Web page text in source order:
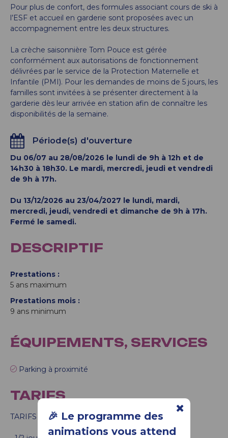
🎉 Le programme des
animations vous attend
Pour plus de confort, des formules associant cours de ski à
l’ESF et accueil en garderie sont proposées avec un
accompagnement entre les deux structures.
La crèche saisonnière Tom Pouce est gérée
conformément aux autorisations de fonctionnement
délivrées par le service de la Protection Maternelle et
Infantile (PMI). Pour les demandes de moins de 5 jours, les
familles sont invitées à se présenter directement à la
garderie dès leur arrivée en station afin de connaître les
disponibilités de la semaine.
Période(s) d'ouverture
Du 06/07 au 28/08/2026 le lundi de 9h à 12h et de
14h30 à 18h30. Le mardi, mercredi, jeudi et vendredi
de 9h à 17h.
Du 13/12/2026 au 23/04/2027 le lundi, mardi,
mercredi, jeudi, vendredi et dimanche de 9h à 17h.
Fermé le samedi.
DESCRIPTIF
Prestations
5 ans maximum
Prestations mois
9 ans minimum
ÉQUIPEMENTS, SERVICES
Parking à proximité
TARIFS
TARIFS CRÈCHE ÉTÉ 2026 :